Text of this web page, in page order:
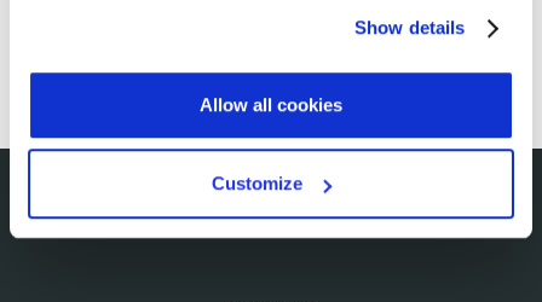
Show details
Allow all cookies
Customize